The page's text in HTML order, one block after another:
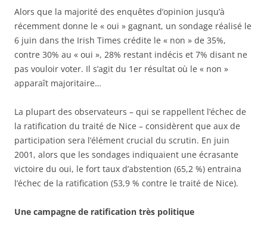
Alors que la majorité des enquêtes d’opinion jusqu’à
récemment donne le « oui » gagnant, un sondage réalisé le
6 juin dans the Irish Times crédite le « non » de 35%,
contre 30% au « oui », 28% restant indécis et 7% disant ne
pas vouloir voter. Il s’agit du 1er résultat où le « non »
apparaît majoritaire…
La plupart des observateurs – qui se rappellent l’échec de
la ratification du traité de Nice – considèrent que aux de
participation sera l’élément crucial du scrutin. En juin
2001, alors que les sondages indiquaient une écrasante
victoire du oui, le fort taux d’abstention (65,2 %) entraina
l’échec de la ratification (53,9 % contre le traité de Nice).
Une campagne de ratification très politique